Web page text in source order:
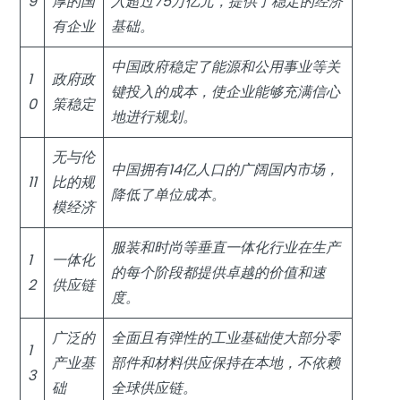
有企业
基础。
1
0
政府政
策稳定
中国政府稳定了能源和公用事业等关
键投入的成本，使企业能够充满信心
地进行规划。
11
无与伦
比的规
模经济
中国拥有14亿人口的广阔国内市场，
降低了单位成本。
1
2
一体化
供应链
服装和时尚等垂直一体化行业在生产
的每个阶段都提供卓越的价值和速
度。
1
3
广泛的
产业基
础
全面且有弹性的工业基础使大部分零
部件和材料供应保持在本地，不依赖
全球供应链。